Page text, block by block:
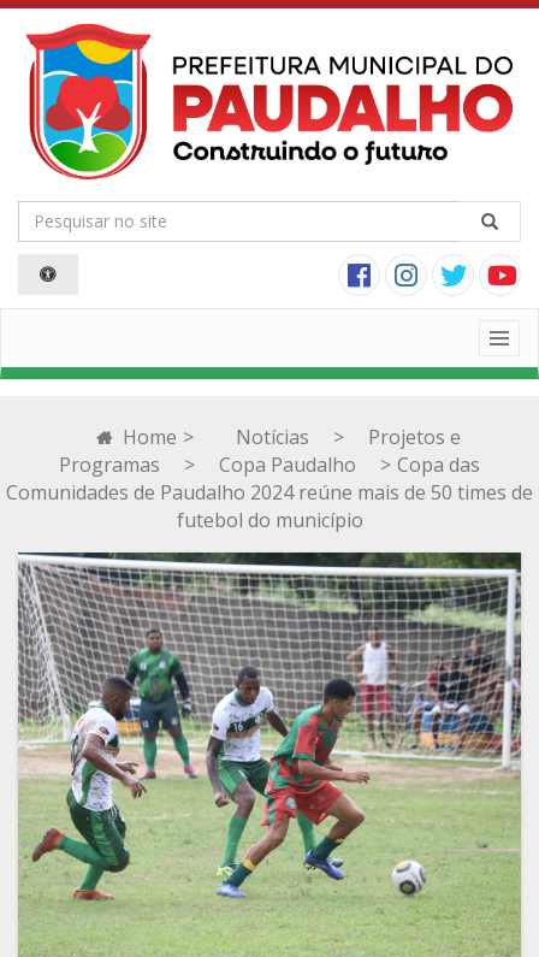
Home > Notícias >
Projetos e
Programas
> Copa Paudalho > Copa das
Comunidades de Paudalho 2024 reúne mais de 50 times de
futebol do município